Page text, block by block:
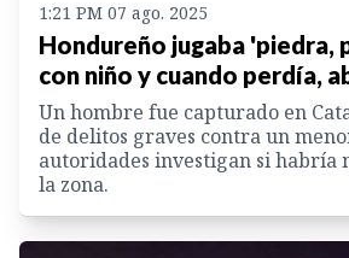
1:21 PM 07 ago. 2025
Hondureño jugaba 'piedra,
con niño y cuando perdía,
Un hombre fue capturado en
de delitos graves contra un
autoridades investigan si habría
la zona.